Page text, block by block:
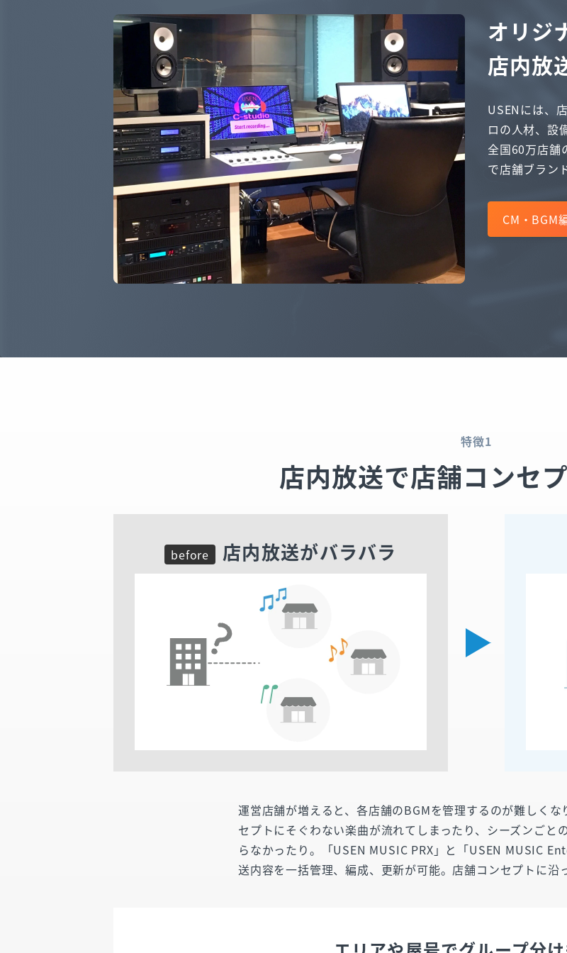
オリジ
店内放
USENには、
ロの人材、設
全国60万店舗
で店舗ブラン
CM・BGM
特徴1
店内放送で店舗コンセ
before 店内放送がバラバラ
運営店舗が増えると、各店舗のBGMを管理するのが難しくな
セプトにそぐわない楽曲が流れてしまったり、シーズンごと
らなかったり。「USEN MUSIC PRX」と「USEN MUSIC
送内容を一括管理、編成、更新が可能。店舗コンセプトに沿